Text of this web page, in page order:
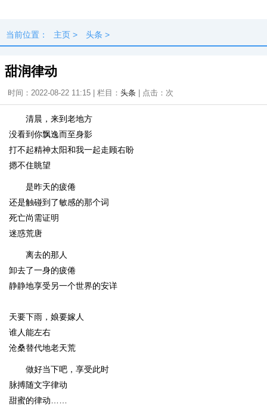
当前位置： 主页 > 头条 >
甜润律动
时间：2022-08-22 11:15 | 栏目： 头条 | 点击： 次
清晨，来到老地方
没看到你飘逸而至身影
打不起精神太阳和我一起走顾右盼
摁不住眺望
是昨天的疲倦
还是触碰到了敏感的那个词
死亡尚需证明
迷惑荒唐
离去的那人
卸去了一身的疲倦
静静地享受另一个世界的安详
天要下雨，娘要嫁人
谁人能左右
沧桑替代地老天荒
做好当下吧，享受此时
脉搏随文字律动
甜蜜的律动……